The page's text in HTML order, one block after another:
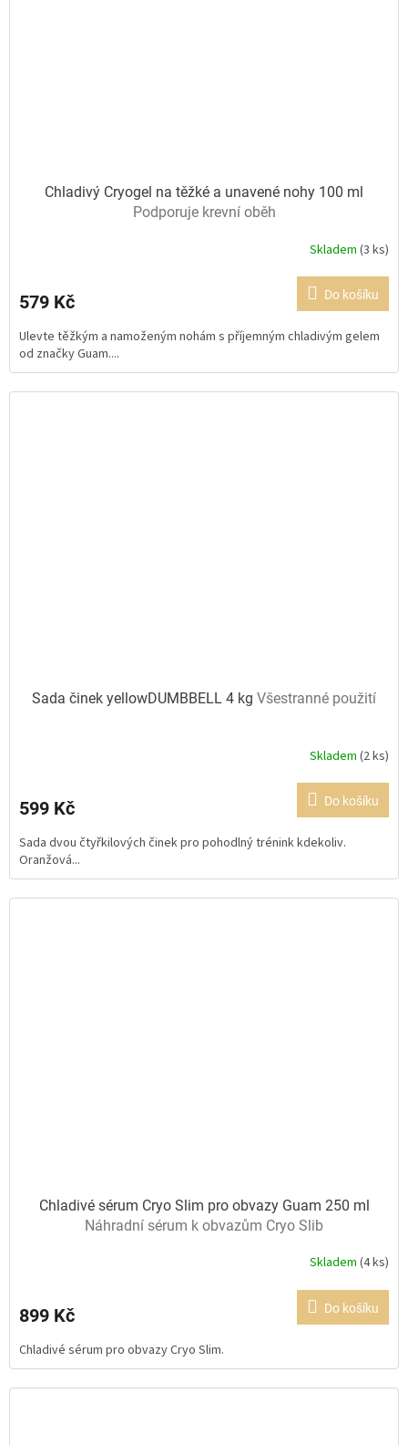
Chladivý Cryogel na těžké a unavené nohy 100 ml
Podporuje krevní oběh
je
z
5
hvězdiček.
Skladem(3 ks)
579 Kč Do košíku
Ulevte těžkým a namoženým nohám s příjemným chladivým gelem
od značky Guam....
Sada činek yellowDUMBBELL 4 kg Všestranné použití
je
z
5
hvězdiček.
Skladem(2 ks)
599 Kč Do košíku
Sada dvou čtyřkilových činek pro pohodlný trénink kdekoliv.
Oranžová...
Chladivé sérum Cryo Slim pro obvazy Guam 250 ml
Náhradní sérum k obvazům Cryo Slib
je
z
5
hvězdiček.
Skladem(4 ks)
899 Kč Do košíku
Chladivé sérum pro obvazy Cryo Slim.